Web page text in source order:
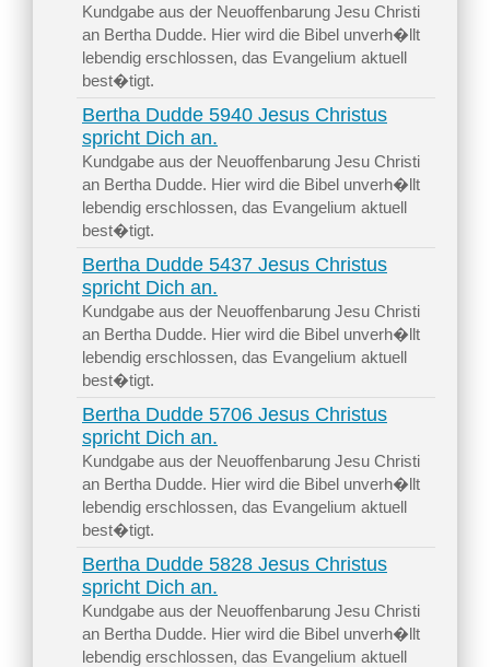
Kundgabe aus der Neuoffenbarung Jesu Christi
an Bertha Dudde. Hier wird die Bibel unverh�llt
lebendig erschlossen, das Evangelium aktuell
best�tigt.
Bertha Dudde 5940 Jesus Christus
spricht Dich an.
Kundgabe aus der Neuoffenbarung Jesu Christi
an Bertha Dudde. Hier wird die Bibel unverh�llt
lebendig erschlossen, das Evangelium aktuell
best�tigt.
Bertha Dudde 5437 Jesus Christus
spricht Dich an.
Kundgabe aus der Neuoffenbarung Jesu Christi
an Bertha Dudde. Hier wird die Bibel unverh�llt
lebendig erschlossen, das Evangelium aktuell
best�tigt.
Bertha Dudde 5706 Jesus Christus
spricht Dich an.
Kundgabe aus der Neuoffenbarung Jesu Christi
an Bertha Dudde. Hier wird die Bibel unverh�llt
lebendig erschlossen, das Evangelium aktuell
best�tigt.
Bertha Dudde 5828 Jesus Christus
spricht Dich an.
Kundgabe aus der Neuoffenbarung Jesu Christi
an Bertha Dudde. Hier wird die Bibel unverh�llt
lebendig erschlossen, das Evangelium aktuell